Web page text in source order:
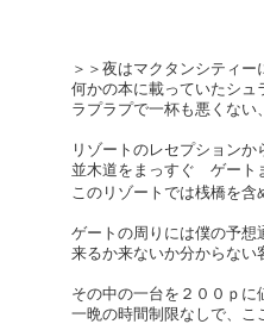
＞＞夜はマクタンシティ
何かの本に載っていたシュ
ラプラプで一杯も悪くない
リゾートのレセプションか
並木道をまっすぐ ゲート
このリゾートでは桟橋を
ゲートの周りには僕の予想
来るか来ないか分からない
その中の一台を２００ｐに
一晩の時間制限なしで、こ